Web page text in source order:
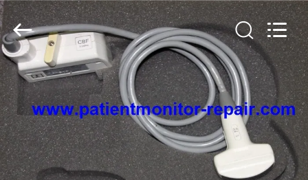
À
LA
MAISON
PRODUITS
Guangzhou
YIGU
Medical
Equipment
Service
Co.,Ltd.
All
Rights
Reserved.